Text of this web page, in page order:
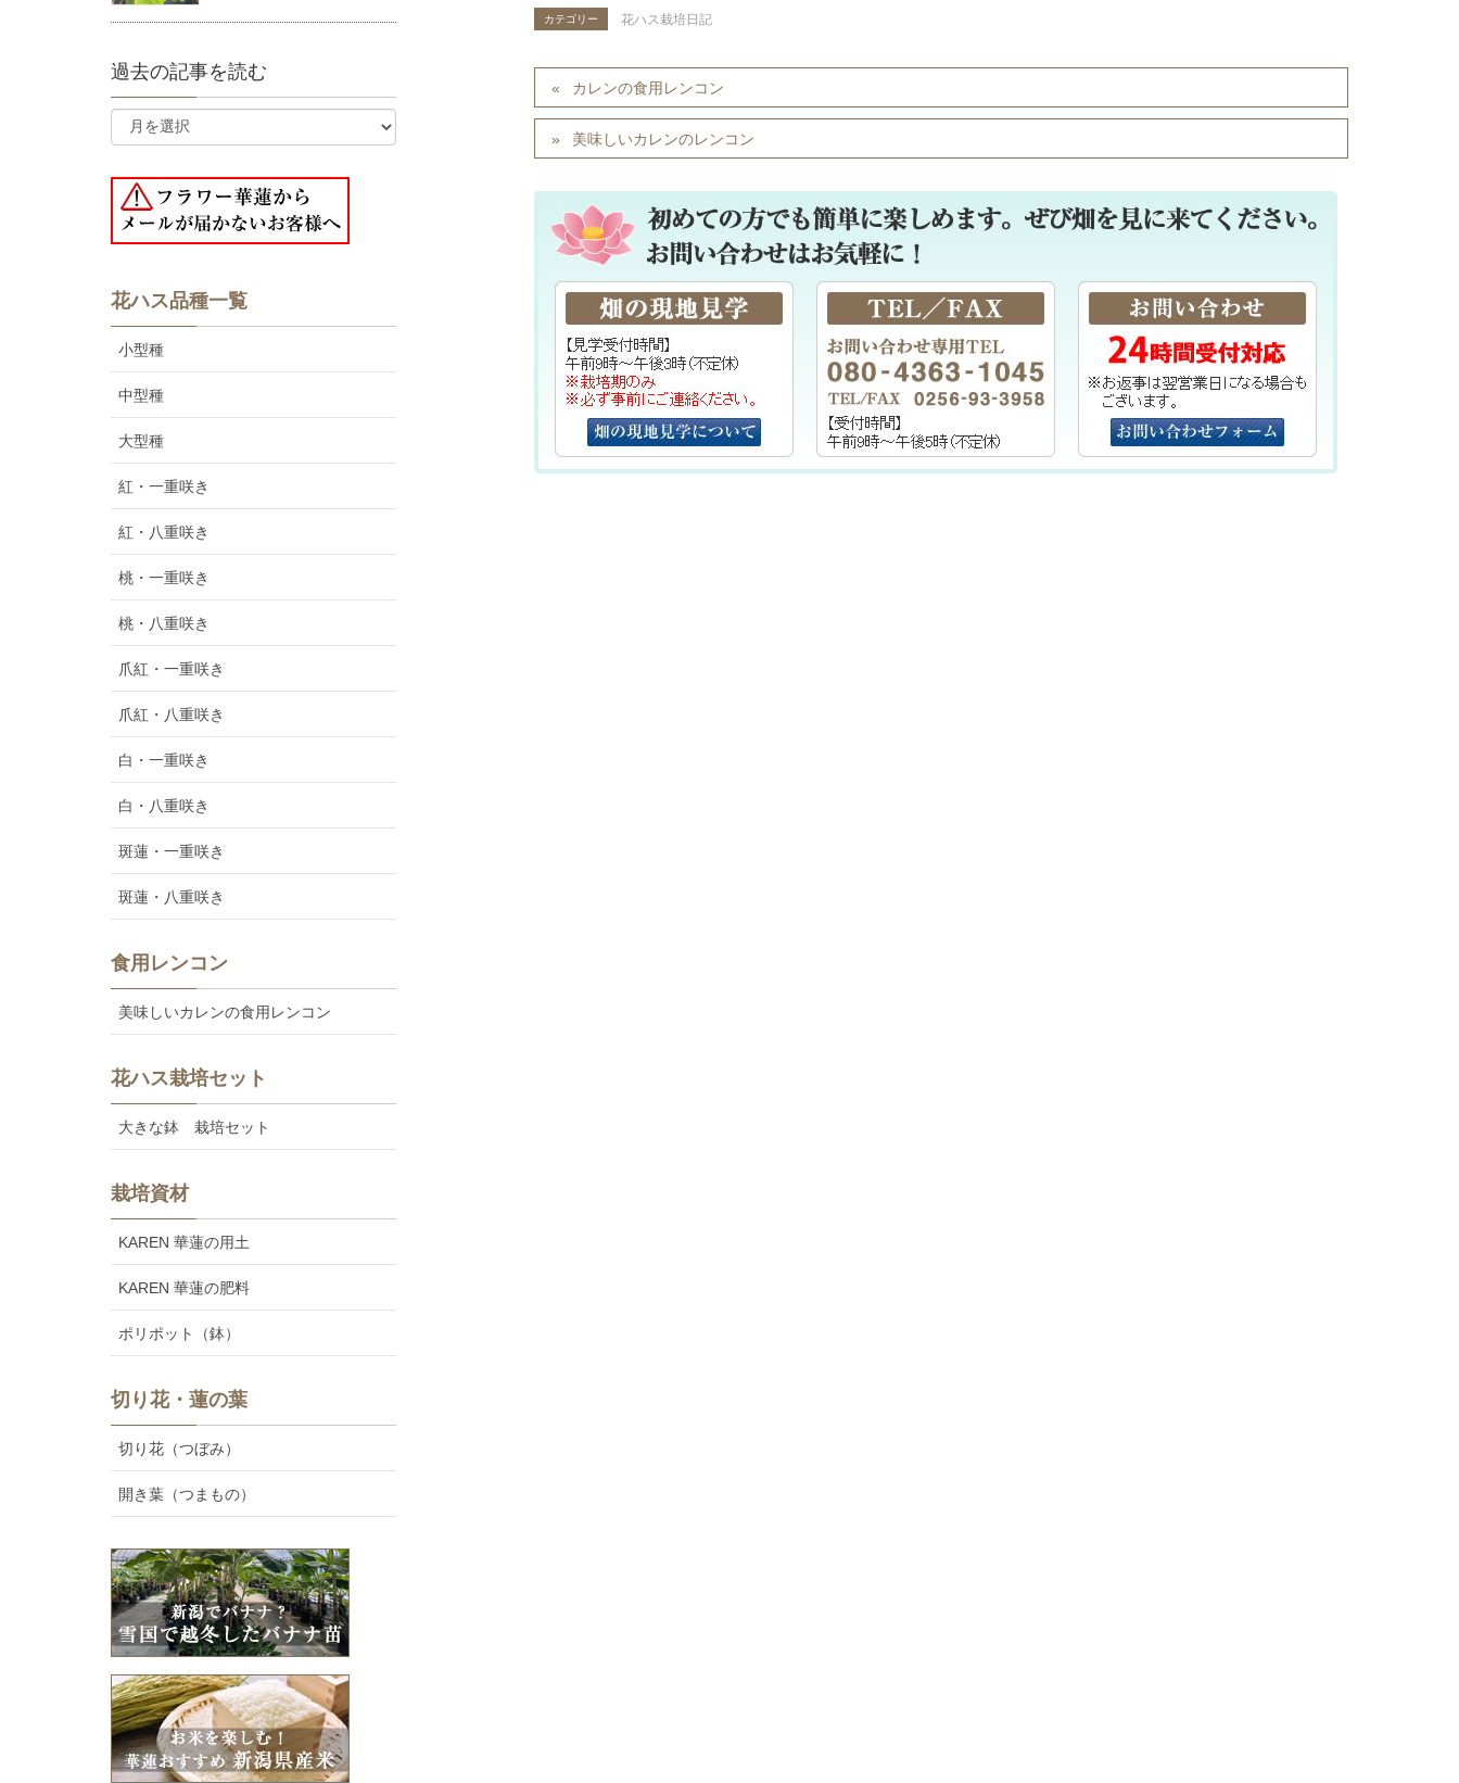
カテゴリー 花ハス栽培日記
カレンの食用レンコン
美味しいカレンのレンコン
過去の記事を読む
花ハス品種一覧
小型種
中型種
大型種
紅・一重咲き
紅・八重咲き
桃・一重咲き
桃・八重咲き
爪紅・一重咲き
爪紅・八重咲き
白・一重咲き
白・八重咲き
斑蓮・一重咲き
斑蓮・八重咲き
食用レンコン
美味しいカレンの食用レンコン
花ハス栽培セット
大きな鉢 栽培セット
栽培資材
KAREN 華蓮の用土
KAREN 華蓮の肥料
ポリポット（鉢）
切り花・蓮の葉
切り花（つぼみ）
開き葉（つまもの）